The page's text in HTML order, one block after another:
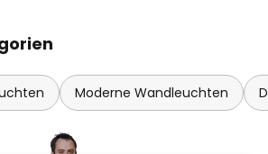
Moderne Wandleuchten